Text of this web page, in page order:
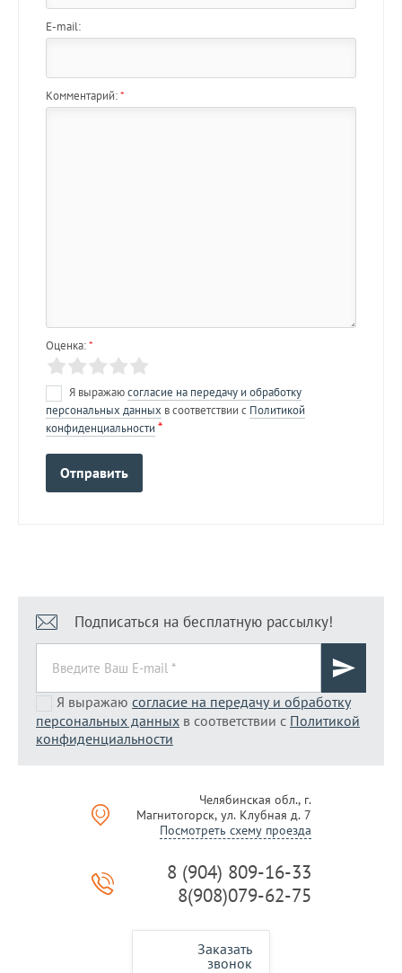
E-mail:
Комментарий:*
Оценка:*
Я выражаюсогласие на передачу и обработку
персональных данных в соответствии с Политикой
конфиденциальности *
Подписаться на бесплатную рассылку!
Я выражаю согласие на передачу и обработку
персональных данных в соответствии с Политикой
конфиденциальности
Челябинская обл., г.
Магнитогорск, ул. Клубная д. 7
Посмотреть схему проезда
8 (904) 809-16-33
8(908)079-62-75
Заказать
звонок